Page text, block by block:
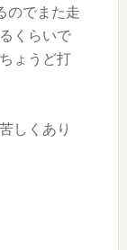
のでまた走
くらいで
ょうど打
しくあり